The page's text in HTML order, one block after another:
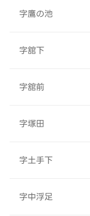
字鷹の池
字舘下
字舘前
字塚田
字土手下
字中浮足